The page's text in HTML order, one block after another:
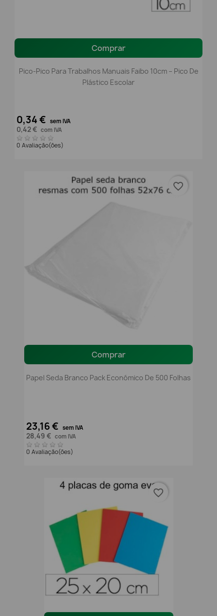
Comprar
Pico-Pico Para Trabalhos Manuais Faibo 10cm – Pico De
Plástico Escolar
0,34 € sem IVA
0,42 € com IVA
0 Avaliação(ões)
Comprar
Papel Seda Branco Pack Económico De 500 Folhas
23,16 € sem IVA
28,49 € com IVA
0 Avaliação(ões)
favorite_border
favorite_border